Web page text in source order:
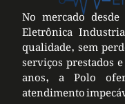
No mercado
Eletrônica
qualidade, sem
serviços prestados
anos, a Polo
atendimento